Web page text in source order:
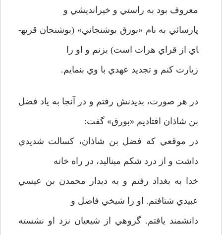
معروف بود به راستي و خيرانديشي و
پارسائي به نام «بورق بوشنجاني» (بوشنجان قريه­
اي از قراي هرات است) بزنم و او را
زيارت كنم و تجديد عهدي با وي بنمايم.
در هر صورت، بديدنش رفتم و در آنجا به ياد فضل
بن شاذان افتاديم «بورق» گفت:
در موقعي كه فضل بن شاذان، كسالت شديدي
داشت و از درد شكم مي­ناليد، در راه خانه
خدا به بغداد رفتم و به ديدار محمدن بن عيسي
عبيدي شتافتم. او را شيخي فاضل و
دانشمند يافتم. گروهي از شيعيان نزد او نشسته